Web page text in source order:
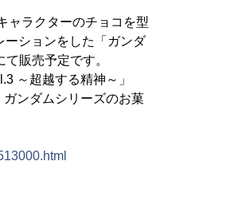
ャラクターのチョコを型
ーションをした「ガンダ
販売予定です。
～超越する精神～」
ンダムシリーズのお菓